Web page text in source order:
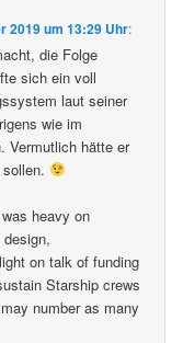
2019 um 13:29 Uhr:
die Folge
sich ein voll
laut seiner
wie im
Vermutlich hätte er
heavy on
on talk of funding
Starship crews
number as many